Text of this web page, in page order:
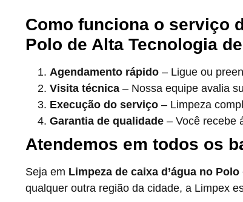
Como funciona o serviço
Polo de Alta Tecnologia
Agendamento rápido – Ligue ou
Visita técnica – Nossa equipe avalia
Execução do serviço – Limpeza
Garantia de qualidade – Você recebe
Atendemos em todos os
Seja em Limpeza de caixa d’água no
qualquer outra região da cidade, a Limpex